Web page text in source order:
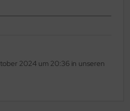
2024 um 20:36 in unseren